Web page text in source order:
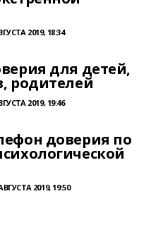
2019, 18:34
для детей,
родителей
2019, 19:46
доверия по
2019, 19:50